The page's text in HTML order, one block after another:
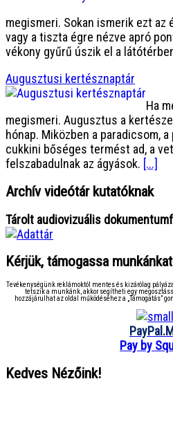
megismeri. Sokan ismerik ezt az
vagy a tiszta égre nézve apró
vékony gyűrű úszik el a
Augusztusi kertésznaptár
Ha
megismeri. Augusztus a
hónap. Miközben a paradicsom,
cukkini bőséges termést ad, a
felszabadulnak az ágyások. [...]
Archív videótár kutatóknak
Tárolt audiovizuális
Kérjük, támogassa
Tevékenységünk reklámoktól mentes és kizárólag
tetszik a munkánk, akkor segítheti egy
hozzájárulhat az oldal működéséhez a „Támogatás”
Pay by
Kedves Nézőink!